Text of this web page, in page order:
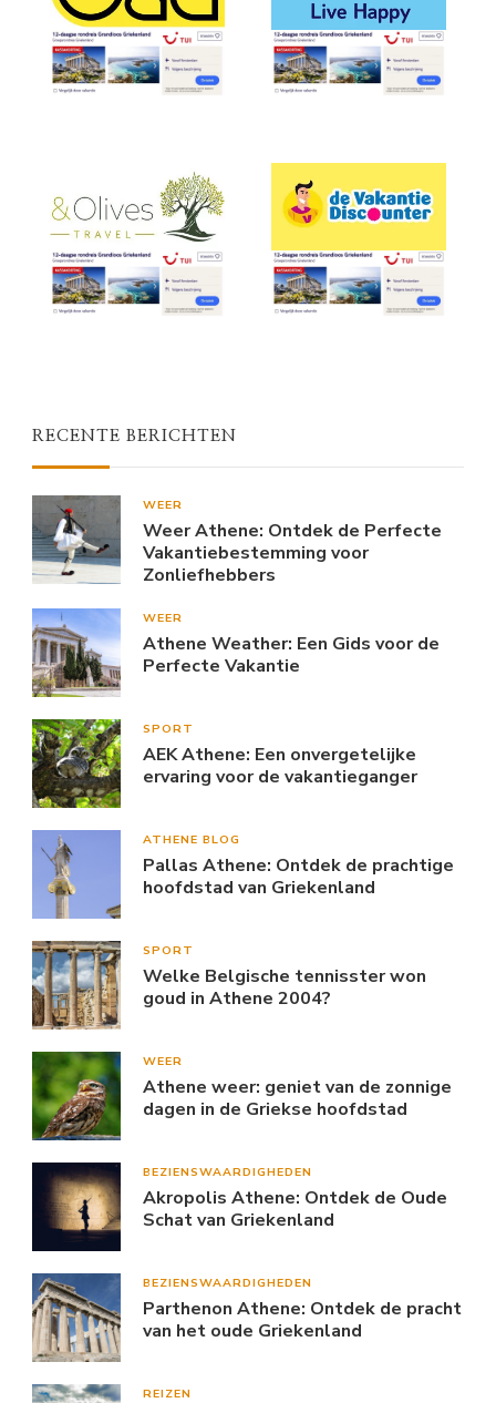
RECENTE BERICHTEN
WEER
Weer Athene: Ontdek de Perfecte
Vakantiebestemming voor
Zonliefhebbers
WEER
Athene Weather: Een Gids voor de
Perfecte Vakantie
SPORT
AEK Athene: Een onvergetelijke
ervaring voor de vakantieganger
ATHENE BLOG
Pallas Athene: Ontdek de prachtige
hoofdstad van Griekenland
SPORT
Welke Belgische tennisster won
goud in Athene 2004?
WEER
Athene weer: geniet van de zonnige
dagen in de Griekse hoofdstad
BEZIENSWAARDIGHEDEN
Akropolis Athene: Ontdek de Oude
Schat van Griekenland
BEZIENSWAARDIGHEDEN
Parthenon Athene: Ontdek de pracht
van het oude Griekenland
REIZEN